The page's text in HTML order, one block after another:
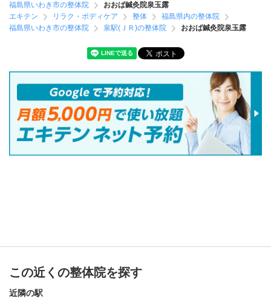
福島県いわき市の整体院
おおば鍼灸院泉玉露
エキテン
リラク・ボディケア 整体
福島県内の整体院
福島県いわき市の整体院
泉駅(ＪＲ)の整体院 おおば鍼灸院泉玉露
この近くの整体院を探す
近隣の駅